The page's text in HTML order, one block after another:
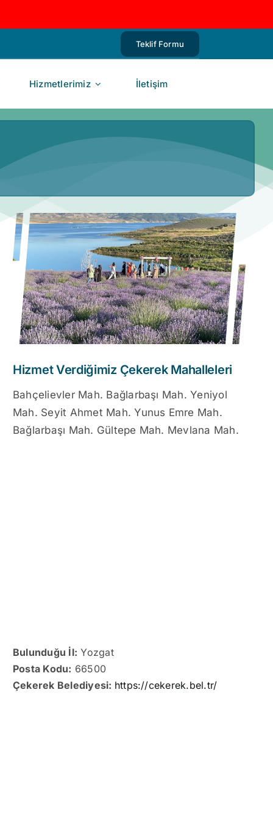
Teklif Formu
Hizmetlerimiz İletişim
Hizmet Verdiğimiz Çekerek Mahalleleri
Bahçelievler Mah. Bağlarbaşı Mah. Yeniyol
Mah. Seyit Ahmet Mah. Yunus Emre Mah.
Bağlarbaşı Mah. Gültepe Mah. Mevlana Mah.
Bulunduğu İl: Yozgat
Posta Kodu: 66500
Çekerek Belediyesi: https://cekerek.bel.tr/